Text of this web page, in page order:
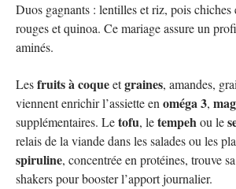
Duos gagnants : lentilles et riz, pois
rouges et quinoa. Ce mariage assure un
aminés.
Lesfruits à coqueetgraines, amandes,
viennent enrichir l’assiette en oméga 3,
supplémentaires. Letofu, letempeh ou le
relais de la viande dans les salades ou les
spiruline, concentrée en protéines, trouve
shakers pour booster l’apport journalier.